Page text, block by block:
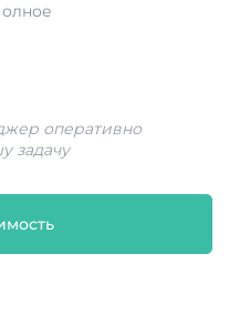
оперативно
задачу